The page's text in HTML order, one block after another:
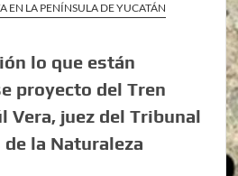
EN LA PENÍNSULA DE YUCATÁN
lo que están
proyecto del Tren
Vera, juez del Tribunal
la Naturaleza